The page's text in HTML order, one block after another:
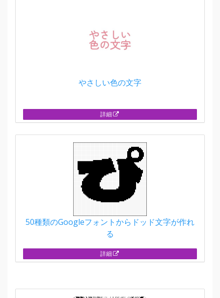
やさしい色の文字
詳細
50種類のGoogleフォントからドッド文字が作れ
る
詳細